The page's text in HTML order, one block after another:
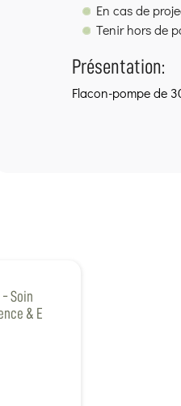
En cas de
Tenir hors de
Présentation:
Flacon-pompe de
Soin
& E